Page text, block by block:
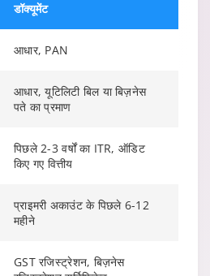
डॉक्यूमेंट
आधार, PAN
आधार, यूटिलिटी बिल या बिज़नेस
पते का प्रमाण
पिछले 2-3 वर्षों का ITR, ऑडिट
किए गए वित्तीय
प्राइमरी अकाउंट के पिछले 6-12
महीने
GST रजिस्ट्रेशन, बिज़नेस